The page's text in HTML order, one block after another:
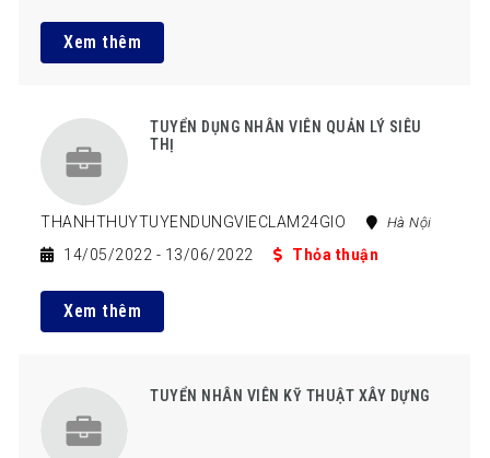
Xem thêm
TUYỂN DỤNG NHÂN VIÊN QUẢN LÝ SIÊU
THỊ
THANHTHUYTUYENDUNGVIECLAM24GIO Hà Nội
14/05/2022 - 13/06/2022 Thỏa thuận
Xem thêm
TUYỂN NHÂN VIÊN KỸ THUẬT XÂY DỰNG